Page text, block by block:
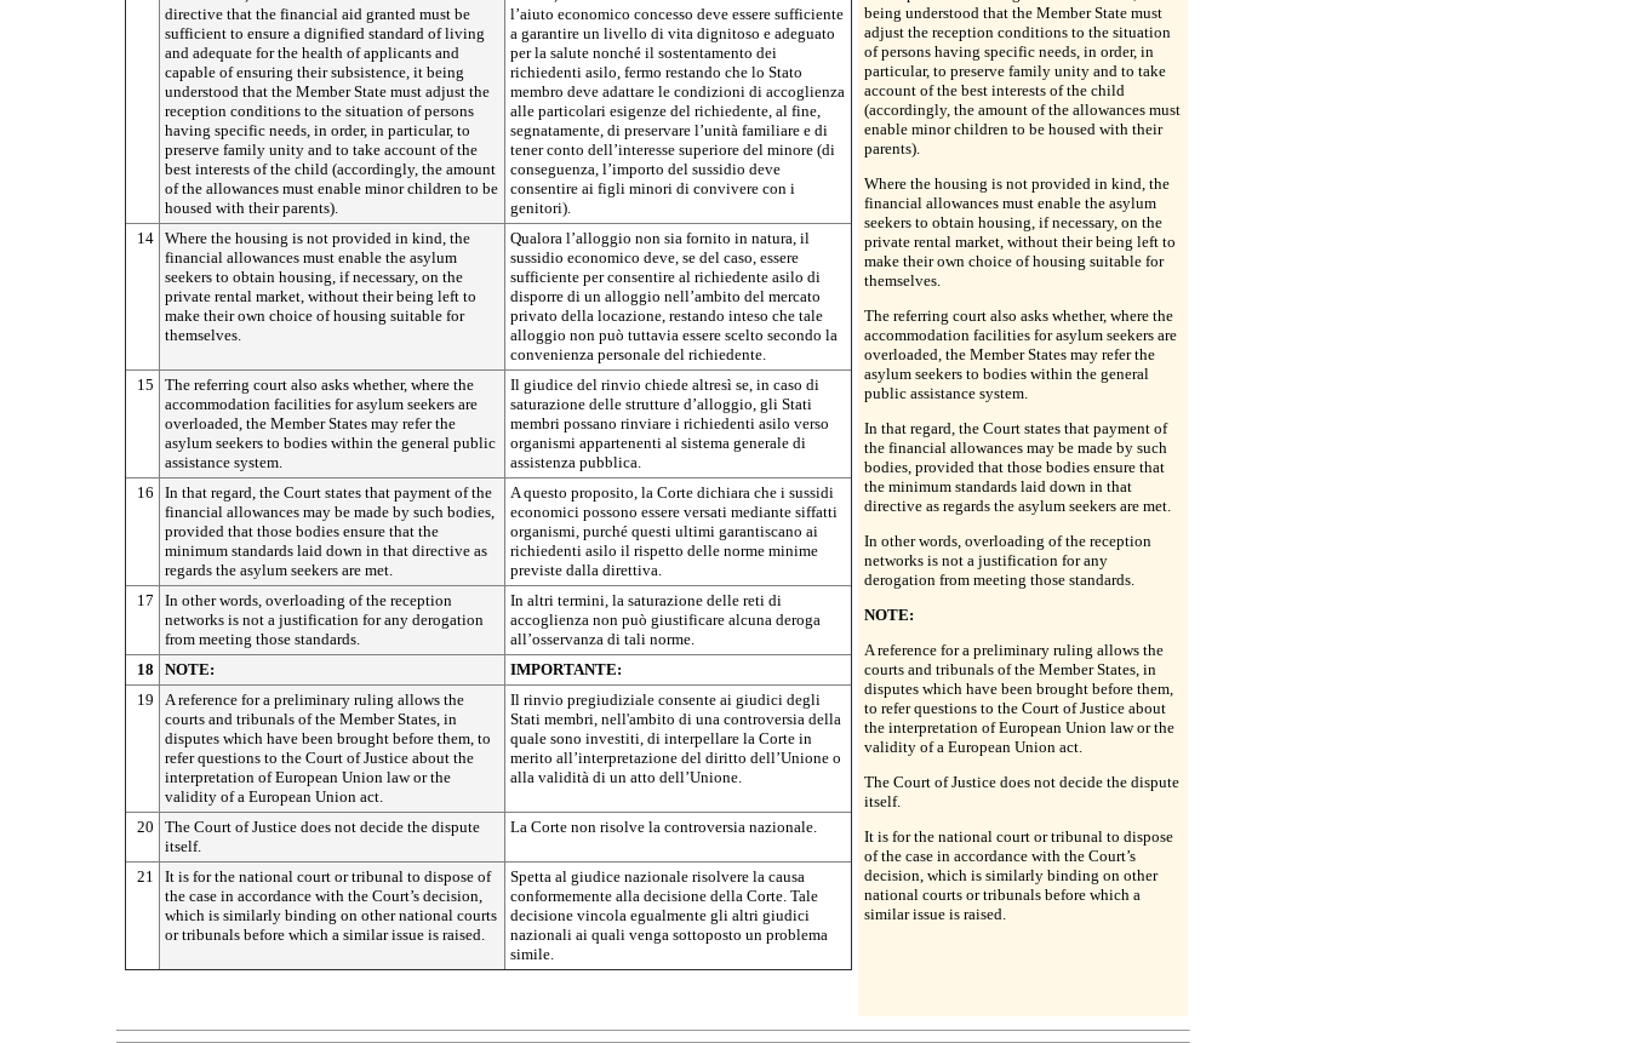
directive that the financial aid granted must be
sufficient to ensure a dignified standard of living
and adequate for the health of applicants and
capable of ensuring their subsistence, it being
understood that the Member State must adjust the
reception conditions to the situation of persons
having specific needs, in order, in particular, to
preserve family unity and to take account of the
best interests of the child (accordingly, the amount
of the allowances must enable minor children to be
housed with their parents).
l’aiuto economico concesso deve essere sufficiente
a garantire un livello di vita dignitoso e adeguato
per la salute nonché il sostentamento dei
richiedenti asilo, fermo restando che lo Stato
membro deve adattare le condizioni di accoglienza
alle particolari esigenze del richiedente, al fine,
segnatamente, di preservare l’unità familiare e di
tener conto dell’interesse superiore del minore (di
conseguenza, l’importo del sussidio deve
consentire ai figli minori di convivere con i
genitori).
14
Where the housing is not provided in kind, the
financial allowances must enable the asylum
seekers to obtain housing, if necessary, on the
private rental market, without their being left to
make their own choice of housing suitable for
themselves.
Qualora l’alloggio non sia fornito in natura, il
sussidio economico deve, se del caso, essere
sufficiente per consentire al richiedente asilo di
disporre di un alloggio nell’ambito del mercato
privato della locazione, restando inteso che tale
alloggio non può tuttavia essere scelto secondo la
convenienza personale del richiedente.
15
The referring court also asks whether, where the
accommodation facilities for asylum seekers are
overloaded, the Member States may refer the
asylum seekers to bodies within the general public
assistance system.
Il giudice del rinvio chiede altresì se, in caso di
saturazione delle strutture d’alloggio, gli Stati
membri possano rinviare i richiedenti asilo verso
organismi appartenenti al sistema generale di
assistenza pubblica.
16
In that regard, the Court states that payment of the
financial allowances may be made by such bodies,
provided that those bodies ensure that the
minimum standards laid down in that directive as
regards the asylum seekers are met.
A questo proposito, la Corte dichiara che i sussidi
economici possono essere versati mediante siffatti
organismi, purché questi ultimi garantiscano ai
richiedenti asilo il rispetto delle norme minime
previste dalla direttiva.
17
In other words, overloading of the reception
networks is not a justification for any derogation
from meeting those standards.
In altri termini, la saturazione delle reti di
accoglienza non può giustificare alcuna deroga
all’osservanza di tali norme.
18
NOTE:
IMPORTANTE:
19
A reference for a preliminary ruling allows the
courts and tribunals of the Member States, in
disputes which have been brought before them, to
refer questions to the Court of Justice about the
interpretation of European Union law or the
validity of a European Union act.
Il rinvio pregiudiziale consente ai giudici degli
Stati membri, nell'ambito di una controversia della
quale sono investiti, di interpellare la Corte in
merito all’interpretazione del diritto dell’Unione o
alla validità di un atto dell’Unione.
20
The Court of Justice does not decide the dispute
itself.
La Corte non risolve la controversia nazionale.
21
It is for the national court or tribunal to dispose of
the case in accordance with the Court’s decision,
which is similarly binding on other national courts
or tribunals before which a similar issue is raised.
Spetta al giudice nazionale risolvere la causa
conformemente alla decisione della Corte. Tale
decisione vincola egualmente gli altri giudici
nazionali ai quali venga sottoposto un problema
simile.
being understood that the Member State must
adjust the reception conditions to the situation
of persons having specific needs, in order, in
particular, to preserve family unity and to take
account of the best interests of the child
(accordingly, the amount of the allowances must
enable minor children to be housed with their
parents).
Where the housing is not provided in kind, the
financial allowances must enable the asylum
seekers to obtain housing, if necessary, on the
private rental market, without their being left to
make their own choice of housing suitable for
themselves.
The referring court also asks whether, where the
accommodation facilities for asylum seekers are
overloaded, the Member States may refer the
asylum seekers to bodies within the general
public assistance system.
In that regard, the Court states that payment of
the financial allowances may be made by such
bodies, provided that those bodies ensure that
the minimum standards laid down in that
directive as regards the asylum seekers are met.
In other words, overloading of the reception
networks is not a justification for any
derogation from meeting those standards.
NOTE:
A reference for a preliminary ruling allows the
courts and tribunals of the Member States, in
disputes which have been brought before them,
to refer questions to the Court of Justice about
the interpretation of European Union law or the
validity of a European Union act.
The Court of Justice does not decide the dispute
itself.
It is for the national court or tribunal to dispose
of the case in accordance with the Court’s
decision, which is similarly binding on other
national courts or tribunals before which a
similar issue is raised.